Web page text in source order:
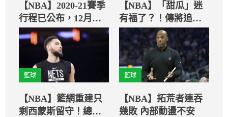
【NBA】2020-21賽季
行程已公布，12月下
旬開打
【NBA】「甜瓜」迷
有福了？！傳將追隨
魔獸腳步加入台籃
籃球
【NBA】籃網重建只
剩西蒙斯留守！總教
籃球
【NBA】拓荒者連吞
幾敗 內部動盪不安